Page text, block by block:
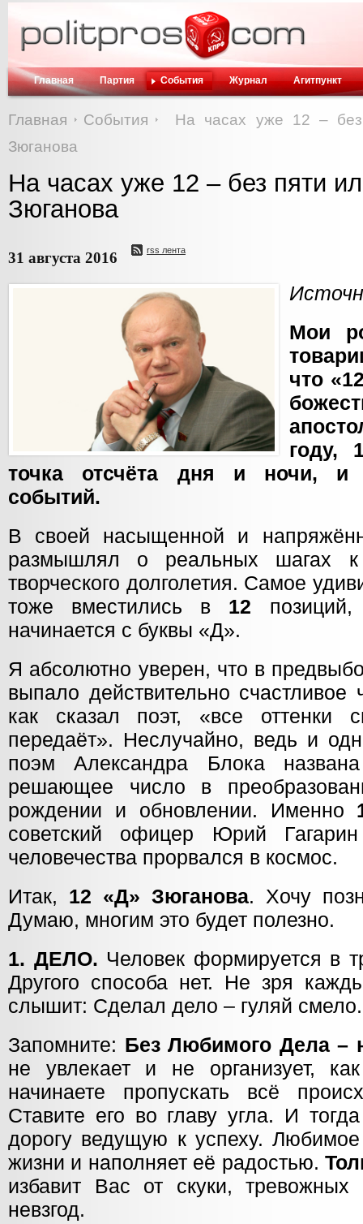
Главная Партия События Журнал Агитпункт
Главная События
На часах уже 12 –
Зюганова
На часах уже 12 – без пяти
Зюганова
31 августа 2016 rss лента
Мои
что
году,
точка отсчёта дня и ночи, и
событий.
В своей насыщенной и
размышлял о реальных шагах к
творческого долголетия. Самое
тоже вместились в 12
начинается с буквы «Д».
Я абсолютно уверен, что в
выпало действительно
как сказал поэт, «все оттенки
передаёт». Неслучайно, ведь и
поэм Александра Блока
решающее число в
рождении и обновлении. Именно
советский офицер Юрий
человечества прорвался в космос.
Итак, 12 «Д» Зюганова. Хочу
Думаю, многим это будет полезно.
1. ДЕЛО. Человек формируется в
Другого способа нет. Не зря
слышит: Сделал дело – гуляй смело.
Запомните: Без Любимого Дела –
не увлекает и не организует,
начинаете пропускать всё
Ставите его во главу угла. И
дорогу ведущую к успеху.
жизни и наполняет её радостью.
избавит Вас от скуки,
невзгод.